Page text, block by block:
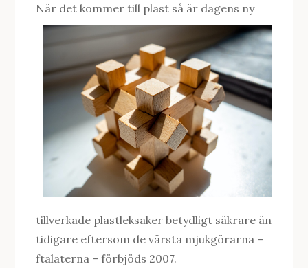
När det kommer till plast så är dagens ny
tillverkade plastleksaker betydligt säkrare än
tidigare eftersom de värsta mjukgörarna –
ftalaterna – förbjöds 2007.